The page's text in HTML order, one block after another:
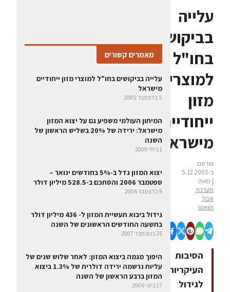
עלייה
בביקושים
בחו"ל
למוצרי
מזון
ייחודיים
מישראל
פורסם
ב-5.12.2005
| מאת:
מערכת
אכול
ושאטו
הסיבות
העיקריות
לגידול
מאמרים קשורים
עלייה בביקושים בחו"ל למוצרי מזון ייחודיים
מישראל
5 בדצמבר 2005
המיתון העולמי משפיע גם על יצוא המזון
מישראל: ירידה של 20% בשליש הראשון של
השנה
1 ביולי 2009
יצוא המזון גדל ב-5% בחודשים ינואר –
ספטמבר 2006 והסתכם ב-528.5 מיליון דולר
9 בדצמבר 2006
גידול ביבוא תעשיית המזון ל- 436 מיליון דולר
בתשעה החודשים הראשונים של השנה
26 בנובמבר 2007
היפוך מגמה ביצוא המזון: לאחר שלוש שנים של
עליות נרשמה ירידה דולרית של 1.3% ביצוא
המזון ברבע הראשון של השנה
17 ביוני 2006